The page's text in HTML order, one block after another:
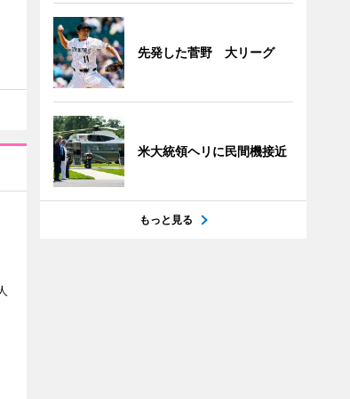
先発した菅野 大リーグ
米大統領ヘリに民間機接近
もっと見る